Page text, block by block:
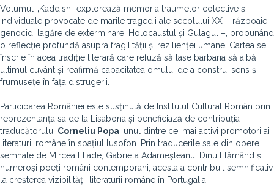
Volumul „Kaddish” explorează memoria traumelor colective și
individuale provocate de marile tragedii ale secolului XX – războaie,
genocid, lagăre de exterminare, Holocaustul și Gulagul –, propunând
o reflecție profundă asupra fragilității și rezilienței umane. Cartea se
înscrie în acea tradiție literară care refuză să lase barbaria să aibă
ultimul cuvânt și reafirmă capacitatea omului de a construi sens și
frumusețe în fața distrugerii.
Participarea României este susținută de Institutul Cultural Român prin
reprezentanța sa de la Lisabona și beneficiază de contribuția
traducătorului Corneliu Popa , unul dintre cei mai activi promotori ai
literaturii române în spațiul lusofon. Prin traducerile sale din opere
semnate de Mircea Eliade, Gabriela Adameșteanu, Dinu Flămând și
numeroși poeți români contemporani, acesta a contribuit semnificativ
la creșterea vizibilității literaturii române în Portugalia.